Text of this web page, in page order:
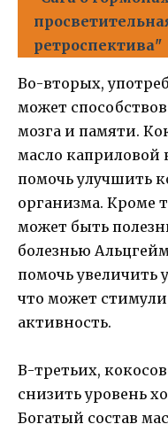
ретроспектива"
Во-вторых,
может
мозга и памяти.
масло каприловой
помочь улучшить
организма. Кроме
может быть
болезнью
помочь увеличить
что может
активность.
В-третьих,
снизить уровень
Богатый состав